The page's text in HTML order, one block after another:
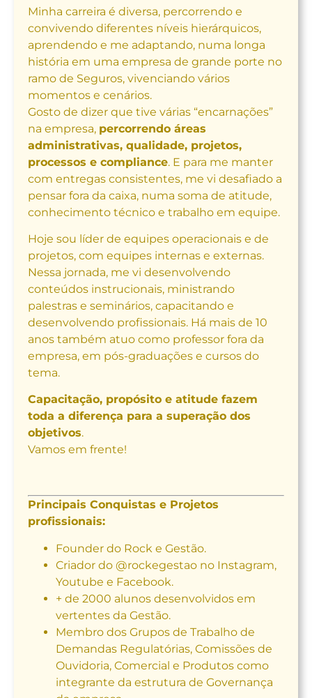
Minha carreira é diversa, percorrendo e
convivendo diferentes níveis hierárquicos,
aprendendo e me adaptando, numa longa
história em uma empresa de grande porte no
ramo de Seguros, vivenciando vários
momentos e cenários.
Gosto de dizer que tive várias “encarnações”
na empresa, percorrendo áreas
administrativas, qualidade, projetos,
processos e compliance. E para me manter
com entregas consistentes, me vi desafiado a
pensar fora da caixa, numa soma de atitude,
conhecimento técnico e trabalho em equipe.
Hoje sou líder de equipes operacionais e de
projetos, com equipes internas e externas.
Nessa jornada, me vi desenvolvendo
conteúdos instrucionais, ministrando
palestras e seminários, capacitando e
desenvolvendo profissionais. Há mais de 10
anos também atuo como professor fora da
empresa, em pós-graduações e cursos do
tema.
Capacitação, propósito e atitude fazem
toda a diferença para a superação dos
objetivos.
Vamos em frente!
Principais Conquistas e Projetos
profissionais:
Founder do Rock e Gestão.
Criador do @rockegestao no Instagram,
Youtube e Facebook.
+ de 2000 alunos desenvolvidos em
vertentes da Gestão.
Membro dos Grupos de Trabalho de
Demandas Regulatórias, Comissões de
Ouvidoria, Comercial e Produtos como
integrante da estrutura de Governança